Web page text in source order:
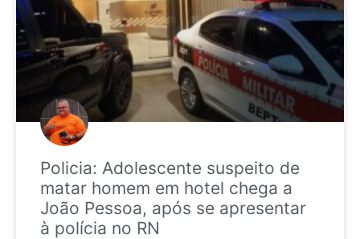
Policia: Adolescente suspeito de
matar homem em hotel chega a
João Pessoa, após se apresentar
à polícia no RN